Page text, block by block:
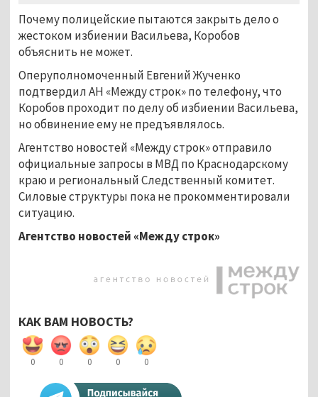
Почему полицейские пытаются закрыть дело о
жестоком избиении Васильева, Коробов
объяснить не может.
Оперуполномоченный Евгений Жученко
подтвердил АН «Между строк» по телефону, что
Коробов проходит по делу об избиении Васильева,
но обвинение ему не предъявлялось.
Агентство новостей «Между строк» отправило
официальные запросы в МВД по Краснодарскому
краю и региональный Следственный комитет.
Силовые структуры пока не прокомментировали
ситуацию.
Агентство новостей «Между строк»
КАК ВАМ НОВОСТЬ?
0 0 0 0 0